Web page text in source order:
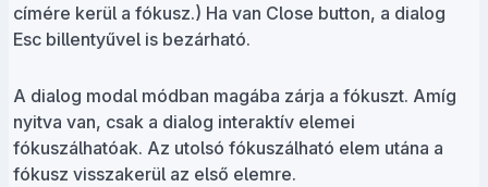
címére kerül a fókusz.) Ha van Close button, a dialog
Esc billentyűvel is bezárható.
A dialog modal módban magába zárja a fókuszt. Amíg
nyitva van, csak a dialog interaktív elemei
fókuszálhatóak. Az utolsó fókuszálható elem utána a
fókusz visszakerül az első elemre.